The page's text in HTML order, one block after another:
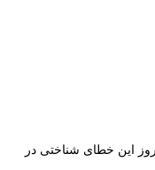
این خطای شناختی در